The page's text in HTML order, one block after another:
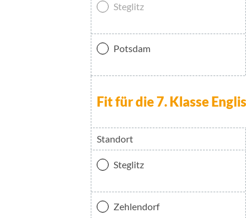
Steglitz
Potsdam
Fit für die 7. Klasse
Standort
Steglitz
Zehlendorf